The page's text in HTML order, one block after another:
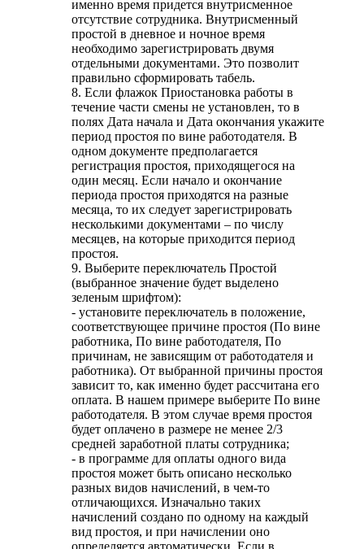
именно время придется внутрисменное
отсутствие сотрудника. Внутрисменный
простой в дневное и ночное время
необходимо зарегистрировать двумя
отдельными документами. Это позволит
правильно сформировать табель.
8. Если флажок Приостановка работы в
течение части смены не установлен, то в
полях Дата начала и Дата окончания укажите
период простоя по вине работодателя. В
одном документе предполагается
регистрация простоя, приходящегося на
один месяц. Если начало и окончание
периода простоя приходятся на разные
месяца, то их следует зарегистрировать
несколькими документами – по числу
месяцев, на которые приходится период
простоя.
9. Выберите переключатель Простой
(выбранное значение будет выделено
зеленым шрифтом):
- установите переключатель в положение,
соответствующее причине простоя (По вине
работника, По вине работодателя, По
причинам, не зависящим от работодателя и
работника). От выбранной причины простоя
зависит то, как именно будет рассчитана его
оплата. В нашем примере выберите По вине
работодателя. В этом случае время простоя
будет оплачено в размере не менее 2/3
средней заработной платы сотрудника;
- в программе для оплаты одного вида
простоя может быть описано несколько
разных видов начислений, в чем-то
отличающихся. Изначально таких
начислений создано по одному на каждый
вид простоя, и при начислении оно
определяется автоматически. Если в